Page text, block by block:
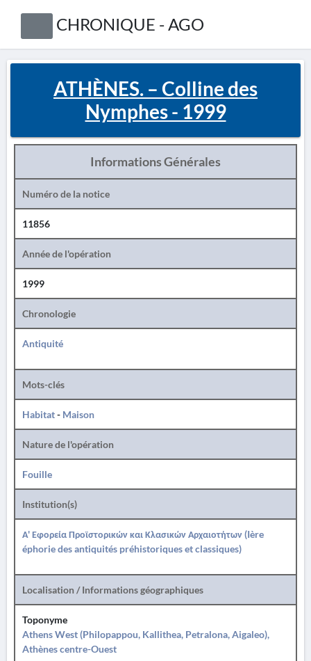
CHRONIQUE - AGO
ATHÈNES. – Colline des
Nymphes - 1999
Informations Générales
Numéro de la notice
11856
Année de l'opération
1999
Chronologie
Antiquité
Mots-clés
Habitat- Maison
Nature de l'opération
Fouille
Institution(s)
Α' Εφορεία Προϊστορικών και Κλασικών Αρχαιοτήτων (Ière
éphorie des antiquités préhistoriques et classiques)
Localisation / Informations géographiques
Toponyme
Athens West (Philopappou, Kallithea, Petralona, Aigaleo),
Athènes centre-Ouest